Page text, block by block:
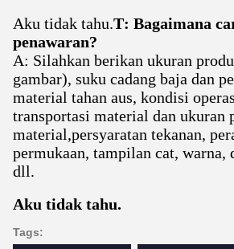
Aku tidak tahu.T: Bagaimana
penawaran?
A: Silahkan berikan ukuran
gambar), suku cadang baja dan
material tahan aus, kondisi
transportasi material dan ukuran
material,persyaratan tekanan,
permukaan, tampilan cat, warna,
dll.
Aku tidak tahu.
Tags: